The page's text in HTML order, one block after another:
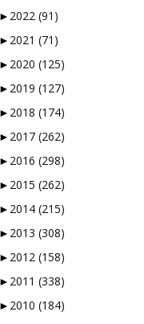
logge inn…
skal vurderes.
styrer unna
knappen.
og sjekket alt, så en
► 2022 (91)
► 2021 (71)
► 2020 (125)
► 2019 (127)
► 2018 (174)
► 2017 (262)
► 2016 (298)
► 2015 (262)
► 2014 (215)
► 2013 (308)
► 2012 (158)
► 2011 (338)
► 2010 (184)